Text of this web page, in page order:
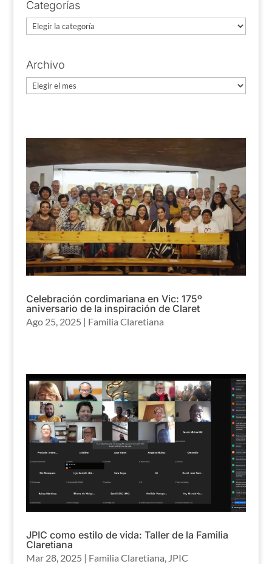
Categorías
Categorías
Archivo
Archivo
Celebración cordimariana en Vic: 175º
aniversario de la inspiración de Claret
Ago 25, 2025 | Familia Claretiana
JPIC como estilo de vida: Taller de la Familia
Claretiana
Mar 28, 2025 | Familia Claretiana JPIC